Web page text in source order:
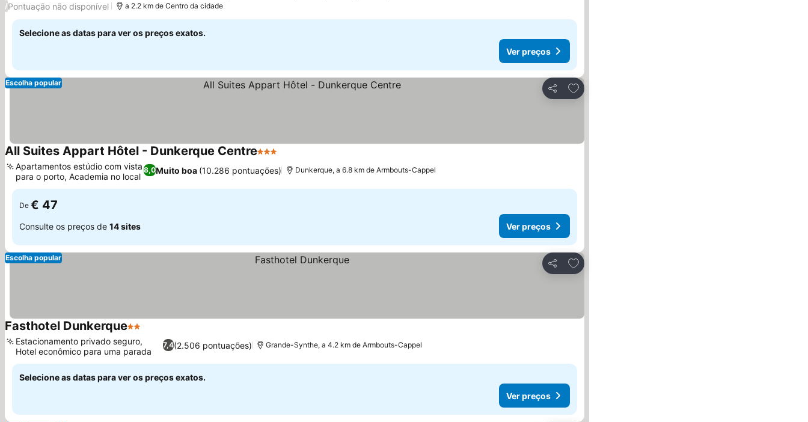
/Pontuação não disponível a 2.2 km de Centro da cidade
Selecione as datas para ver os preços exatos.
Ver preços
Partilhar
Adicionar aos favoritos
Escolha popular
All Suites Appart Hôtel - Dunkerque Centre3 Estrelas
8,0Muito boa (10.286 pontuações)
Apartamentos estúdio com vista
para o porto, Academia no local
Dunkerque, a 6.8 km de Armbouts-Cappel
De € 47
Consulte os preços de 14 sites Ver preços
Partilhar
Adicionar aos favoritos
Escolha popular
Fasthotel Dunkerque2 Estrelas
7,4(2.506 pontuações)
Estacionamento privado seguro,
Hotel econômico para uma parada
Grande-Synthe, a 4.2 km de Armbouts-Cappel
Selecione as datas para ver os preços exatos.
Ver preços